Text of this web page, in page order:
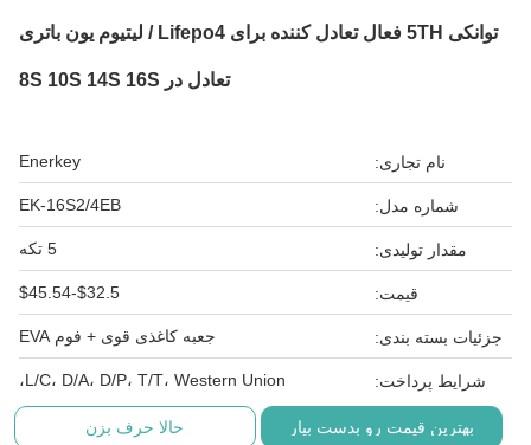
توانکی 5TH فعال تعادل کننده برای Lifepo4 / لیتیوم یون باتری
تعادل در 8S 10S 14S 16S
نام تجاری: Enerkey
شماره مدل: EK-16S2/4EB
مقدار تولیدی: 5 تکه
قیمت: $32.5-$45.54
جزئیات بسته بندی: جعبه کاغذی قوی + فوم EVA
شرایط پرداخت: L/C، D/A، D/P، T/T، Western Union،
بهترین قیمت رو بدست بیار حالا حرف بزن